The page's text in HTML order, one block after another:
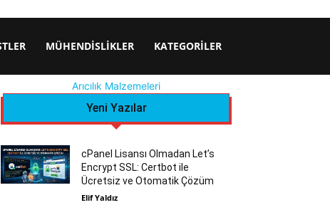
MÜHENDISLIKLER KATEGORILER
Arıcılık Malzemeleri
Yeni Yazılar
cPanel Lisansı Olmadan Let’s
Encrypt SSL: Certbot ile
Ücretsiz ve Otomatik Çözüm
Elif Yaldız